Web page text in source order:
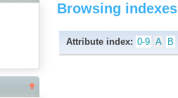
Browsing indexes
Attribute index: 0-9 A B